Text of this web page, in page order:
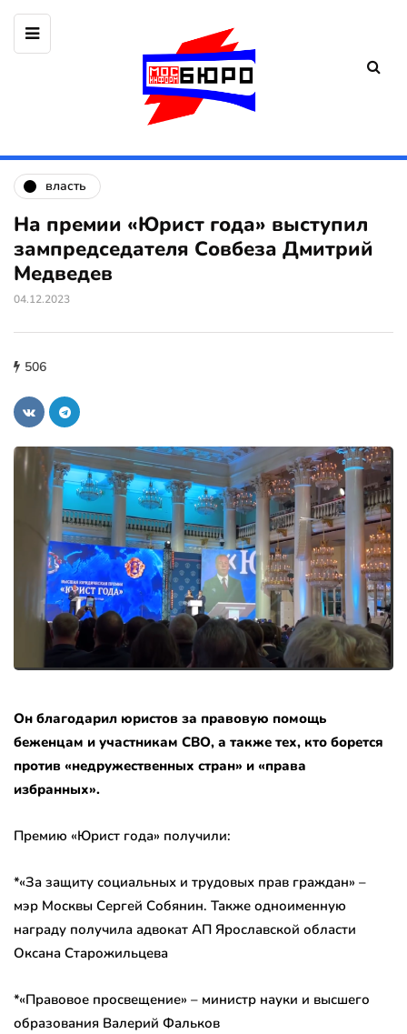
власть
На премии «Юрист года» выступил
зампредседателя Совбеза Дмитрий
Медведев
04.12.2023
506
Он благодарил юристов за правовую помощь
беженцам и участникам СВО, а также тех, кто борется
против «недружественных стран» и «права
избранных».
Премию «Юрист года» получили:
*«За защиту социальных и трудовых прав граждан» –
мэр Москвы Сергей Собянин. Также одноименную
награду получила адвокат АП Ярославской области
Оксана Старожильцева
*«Правовое просвещение» – министр науки и высшего
образования Валерий Фальков